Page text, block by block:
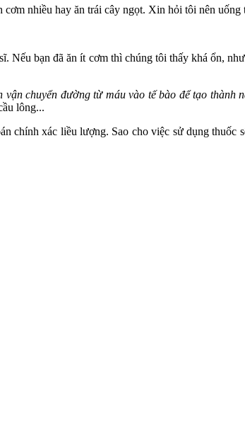
nhiều hay ăn trái cây ngọt. Xin hỏi tôi nên uống
Nếu bạn đã ăn ít cơm thì chúng tôi thấy khá ổn,
vận chuyển đường từ máu vào tế bào để tạo thành
lông...
chính xác liều lượng. Sao cho việc sử dụng thuốc